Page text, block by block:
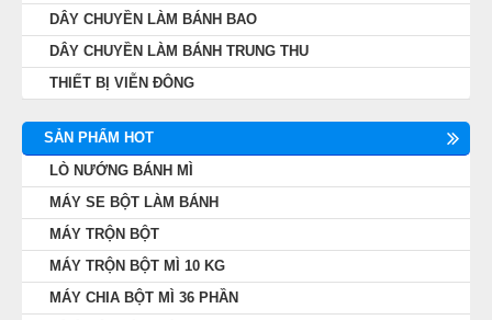
DÂY CHUYỀN LÀM BÁNH BAO
DÂY CHUYỀN LÀM BÁNH TRUNG THU
THIẾT BỊ VIỄN ĐÔNG
SẢN PHẨM HOT
LÒ NƯỚNG BÁNH MÌ
MÁY SE BỘT LÀM BÁNH
MÁY TRỘN BỘT
MÁY TRỘN BỘT MÌ 10 KG
MÁY CHIA BỘT MÌ 36 PHẦN
DÂY CHUYỀN LÀM BÁNH BAO
DÂY CHUYỀN LÀM BÁNH TRUNG THU
THIẾT BỊ VIỄN ĐÔNG